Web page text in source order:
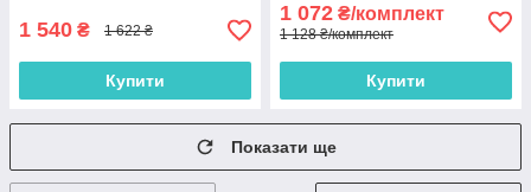
1 540 ₴ 1 622 ₴
Купити
1 072 ₴/комплект
1 128 ₴/комплект
Купити
Показати ще